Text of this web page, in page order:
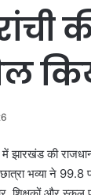
में झारखंड की
भव्या ने